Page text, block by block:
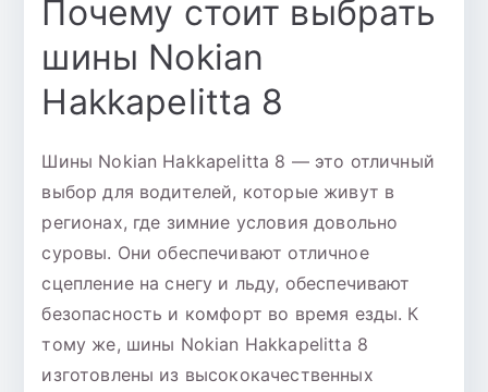
Почему стоит выбрать
шины Nokian
Hakkapelitta 8
Шины Nokian Hakkapelitta 8 — это отличный
выбор для водителей, которые живут в
регионах, где зимние условия довольно
суровы. Они обеспечивают отличное
сцепление на снегу и льду, обеспечивают
безопасность и комфорт во время езды. К
тому же, шины Nokian Hakkapelitta 8
изготовлены из высококачественных